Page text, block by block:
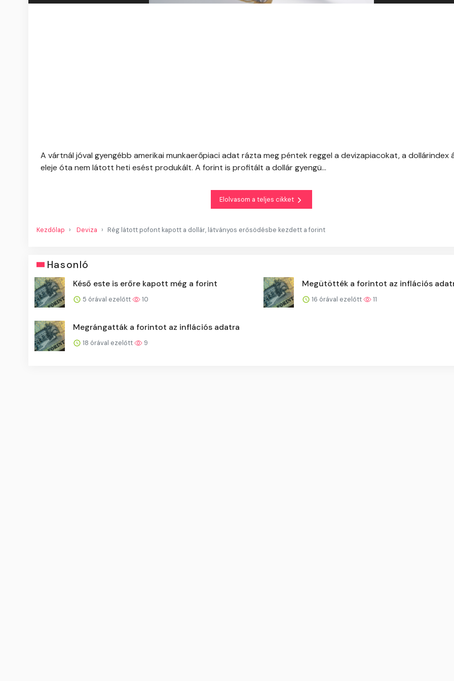
A vártnál jóval gyengébb amerikai munkaerőpiaci adat rázta meg péntek reggel a devizapiacokat, a dollárindex
eleje óta nem látott heti esést produkált. A forint is profitált a dollár gyengü...
Elolvasom a teljes cikket
Kezdőlap Deviza Rég látott pofont kapott a dollár, látványos erősödésbe kezdett a forint
Hasonló
Késő este is erőre kapott még a forint
5 órával ezelőtt 10
Megütötték a forintot az inflációs
16 órával ezelőtt 11
Megrángatták a forintot az inflációs adatra
18 órával ezelőtt 9